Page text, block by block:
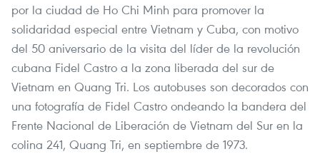
por la ciudad de Ho Chi Minh para promover la
solidaridad especial entre Vietnam y Cuba, con motivo
del 50 aniversario de la visita del líder de la revolución
cubana Fidel Castro a la zona liberada del sur de
Vietnam en Quang Tri. Los autobuses son decorados con
una fotografía de Fidel Castro ondeando la bandera del
Frente Nacional de Liberación de Vietnam del Sur en la
colina 241, Quang Tri, en septiembre de 1973.